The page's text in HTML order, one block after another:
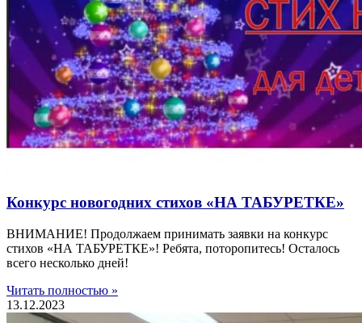
Конкурс новогодних стихов «НА ТАБУРЕТКЕ»
ВНИМАНИЕ! Продолжаем принимать заявки на конкурс
стихов «НА ТАБУРЕТКЕ»! Ребята, поторопитесь! Осталось
всего несколько дней!
Читать полностью »
13.12.2023